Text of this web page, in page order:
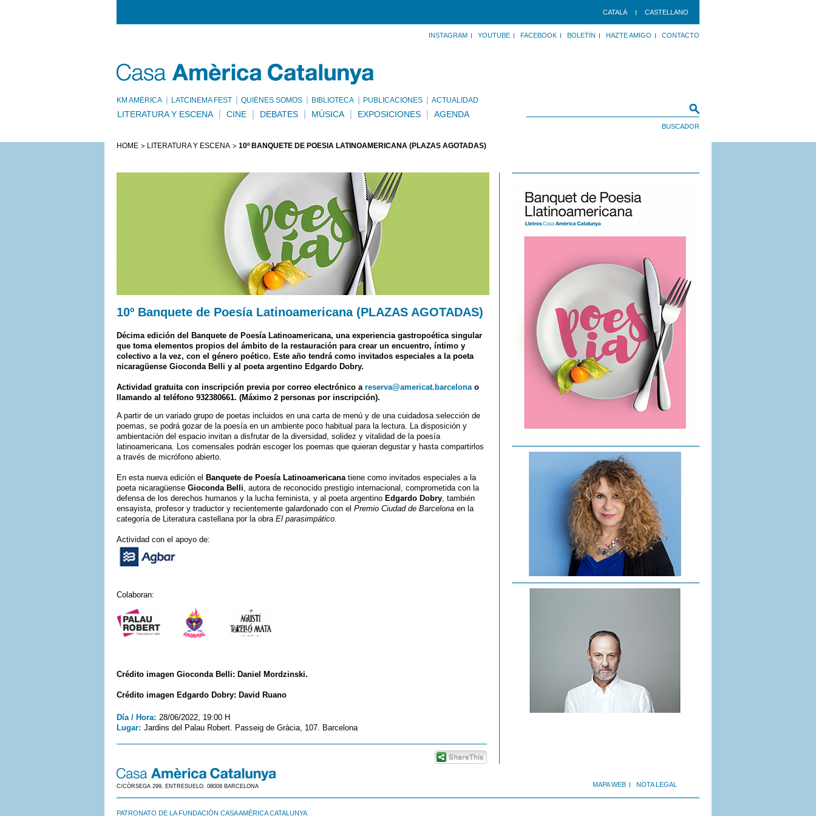
CATALÀ CASTELLANO
INSTAGRAM YOUTUBE FACEBOOK BOLETÍN HAZTE AMIGO CONTACTO
KM AMÈRICA LATCINEMA FEST QUIÉNES SOMOS BIBLIOTECA PUBLICACIONES ACTUALIDAD
LITERATURA Y ESCENA CINE DEBATES MÚSICA EXPOSICIONES AGENDA
HOME LITERATURA Y ESCENA 10º BANQUETE DE POESÍA LATINOAMERICANA (PLAZAS AGOTADAS)
10º Banquete de Poesía Latinoamericana (PLAZAS AGOTADAS)
Décima edición del Banquete de Poesía Latinoamericana, una experiencia gastropoética singular
que toma elementos propios del ámbito de la restauración para crear un encuentro, íntimo y
colectivo a la vez, con el género poético. Este año tendrá como invitados especiales a la poeta
nicaragüense Gioconda Belli y al poeta argentino Edgardo Dobry.
Actividad gratuita con inscripción previa por correo electrónico a reserva@americat.barcelonao
llamando al teléfono 932380661. (Máximo 2 personas por inscripción).
A partir de un variado grupo de poetas incluidos en una carta de menú y de una cuidadosa selección de
poemas, se podrá gozar de la poesía en un ambiente poco habitual para la lectura. La disposición y
ambientación del espacio invitan a disfrutar de la diversidad, solidez y vitalidad de la poesía
latinoamericana. Los comensales podrán escoger los poemas que quieran degustar y hasta compartirlos
a través de micrófono abierto.
En esta nueva edición el Banquete de Poesía Latinoamericanatiene como invitados especiales a la
poeta nicaragüense Gioconda Belli, autora de reconocido prestigio internacional, comprometida con la
defensa de los derechos humanos y la lucha feminista, y al poeta argentino Edgardo Dobry, también
ensayista, profesor y traductor y recientemente galardonado con el Premio Ciudad de Barcelona en la
categoría de Literatura castellana por la obra El parasimpático.
Actividad con el apoyo de:
Colaboran:
Crédito imagen Gioconda Belli: Daniel Mordzinski.
Crédito imagen Edgardo Dobry: David Ruano
Día / Hora: 28/06/2022, 19:00 H
Lugar: Jardins del Palau Robert. Passeig de Gràcia, 107. Barcelona
MAPA WEB NOTA LEGAL
C/CÒRSEGA 299, ENTRESUELO. 08008 BARCELONA
PATRONATO DE LA FUNDACIÓN CASA AMÈRICA CATALUNYA